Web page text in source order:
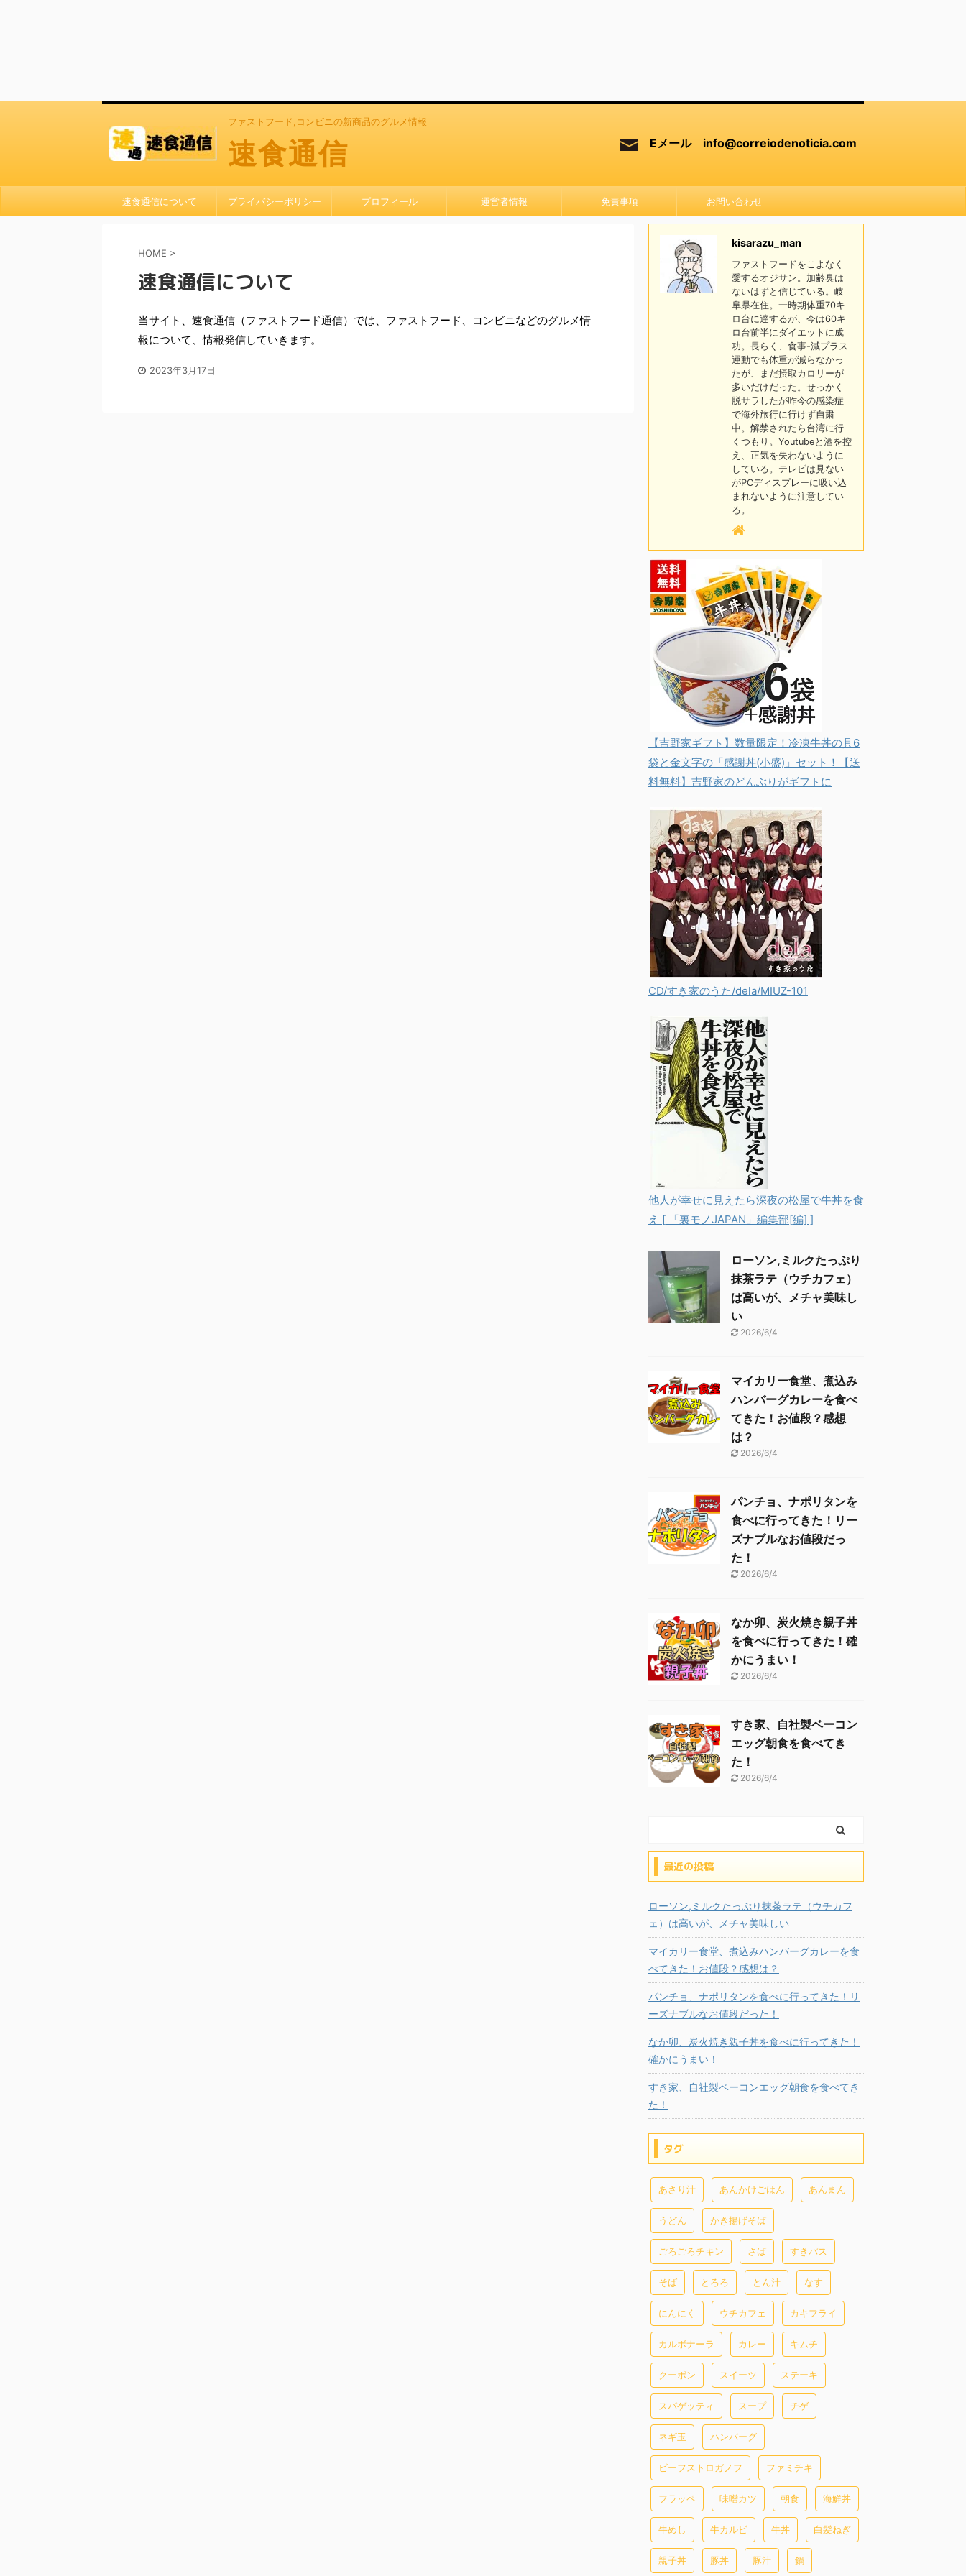
ファストフード,コンビニの新商品のグルメ情報
速食通信 Eメール info@correiodenoticia.com
速食通信について プライバシーポリシー プロフィール 運営者情報 免責事項 お問い合わせ
HOME >
速食通信について
当サイト、速食通信（ファストフード通信）では、ファストフード、コンビニなどのグルメ情
報について、情報発信していきます。
2023年3月17日
kisarazu_man
ファストフードをこよなく
愛するオジサン。加齢臭は
ないはずと信じている。岐
阜県在住。一時期体重70キ
ロ台に達するが、今は60キ
ロ台前半にダイエットに成
功。長らく、食事-減プラス
運動でも体重が減らなかっ
たが、まだ摂取カロリーが
多いだけだった。せっかく
脱サラしたが昨今の感染症
で海外旅行に行けず自粛
中。解禁されたら台湾に行
くつもり。Youtubeと酒を控
え、正気を失わないように
している。テレビは見ない
がPCディスプレーに吸い込
まれないように注意してい
る。
【吉野家ギフト】数量限定！冷凍牛丼の具6
袋と金文字の「感謝丼(小盛)」セット！【送
料無料】吉野家のどんぶりがギフトに
CD/すき家のうた/dela/MIUZ-101
他人が幸せに見えたら深夜の松屋で牛丼を食
え [ 「裏モノJAPAN」編集部[編] ]
ローソン,ミルクたっぷり
抹茶ラテ（ウチカフェ）
は高いが、メチャ美味し
い
2026/6/4
マイカリー食堂、煮込み
ハンバーグカレーを食べ
てきた！お値段？感想
は？
2026/6/4
パンチョ、ナポリタンを
食べに行ってきた！リー
ズナブルなお値段だっ
た！
2026/6/4
なか卯、炭火焼き親子丼
を食べに行ってきた！確
かにうまい！
2026/6/4
すき家、自社製ベーコン
エッグ朝食を食べてき
た！
2026/6/4
最近の投稿
ローソン,ミルクたっぷり抹茶ラテ（ウチカフ
ェ）は高いが、メチャ美味しい
マイカリー食堂、煮込みハンバーグカレーを食
べてきた！お値段？感想は？
パンチョ、ナポリタンを食べに行ってきた！リ
ーズナブルなお値段だった！
なか卯、炭火焼き親子丼を食べに行ってきた！
確かにうまい！
すき家、自社製ベーコンエッグ朝食を食べてき
た！
タグ
あさり汁 あんかけごはん あんまん
うどん かき揚げそば
ごろごろチキン さば すきパス
そば とろろ とん汁 なす
にんにく ウチカフェ カキフライ
カルボナーラ カレー キムチ
クーポン スイーツ ステーキ
スパゲッティ スープ チゲ
ネギ玉 ハンバーグ
ビーフストロガノフ ファミチキ
フラッペ 味噌カツ 朝食 海鮮丼
牛めし 牛カルビ 牛丼 白髪ねぎ
親子丼 豚丼 豚汁 鍋